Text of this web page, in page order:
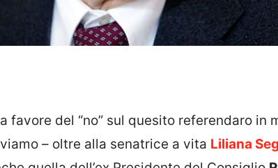
favore del “no” sul quesito referendaro in
– oltre alla senatrice a vita Liliana